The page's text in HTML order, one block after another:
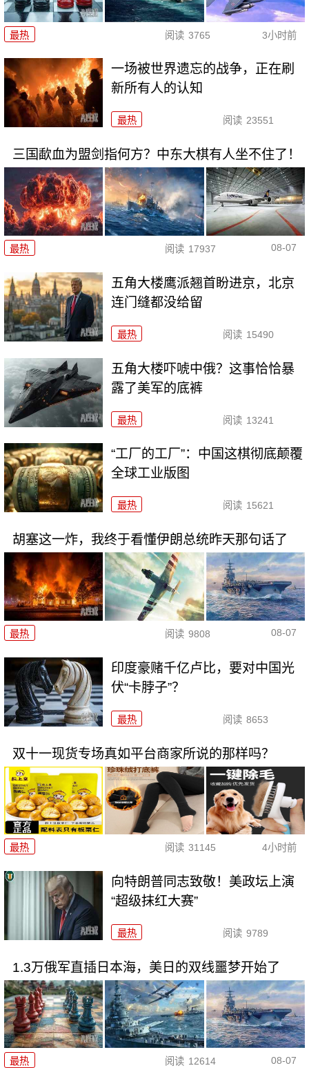
最热 阅读 3765 3小时前
一场被世界遗忘的战争，正在刷
新所有人的认知
最热 阅读 23551
三国歃血为盟剑指何方？中东大棋有人坐不住了！
最热 阅读 17937 08-07
五角大楼鹰派翘首盼进京，北京
连门缝都没给留
最热 阅读 15490
五角大楼吓唬中俄？这事恰恰暴
露了美军的底裤
最热 阅读 13241
“工厂的工厂”：中国这棋彻底颠覆
全球工业版图
最热 阅读 15621
胡塞这一炸，我终于看懂伊朗总统昨天那句话了
最热 阅读 9808 08-07
印度豪赌千亿卢比，要对中国光
伏“卡脖子”？
最热 阅读 8653
双十一现货专场真如平台商家所说的那样吗？
最热 阅读 31145 4小时前
向特朗普同志致敬！美政坛上演
“超级抹红大赛”
最热 阅读 9789
1.3万俄军直插日本海，美日的双线噩梦开始了
最热 阅读 12614 08-07